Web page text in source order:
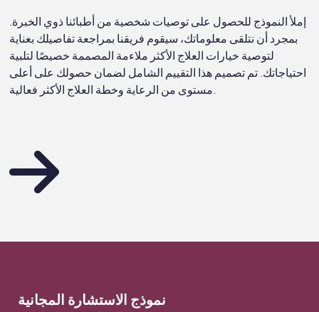
إملأ النموذج للحصول على توصيات شخصية من أطبائنا ذوي الخبرة.
بمجرد أن نتلقى معلوماتك، سيقوم فريقنا بمراجعة تفاصيلك بعناية
لتوصية خيارات العلاج الأكثر ملاءمة المصممة خصيصًا لتلبية
احتياجاتك. تم تصميم هذا التقييم الشامل لضمان حصولك على أعلى
مستوى من الرعاية وخطة العلاج الأكثر فعالية.
نموذج الاستشارة المجانية